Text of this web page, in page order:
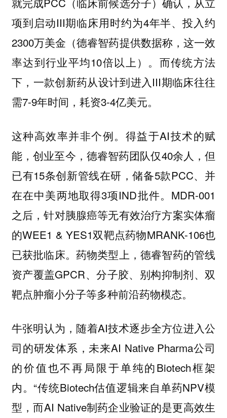
项到启动III期临床用时约为4年半、投入约
2300万美金（德睿智药提供数据称，这一效
率达到行业平均10倍以上）。而传统方法
下，一款创新药从设计到进入III期临床往往
需7-9年时间，耗资3-4亿美元。
这种高效率并非个例。得益于AI技术的赋
能，创业至今，德睿智药团队仅40余人，但
已有15条创新管线在研，储备5款PCC、并
在在中美两地取得3项IND批件。MDR-001
之后，针对胰腺癌等无有效治疗方案实体瘤
的WEE1 & YES1双靶点药物MRANK-106也
已获批临床。药物类型上，德睿智药的管线
资产覆盖GPCR、分子胶、别构抑制剂、双
靶点肿瘤小分子等多种前沿药物模态。
牛张明认为，随着AI技术逐步全方位进入公
司的研发体系，未来AI Native Pharma公司
的价值也不再局限于单纯的Biotech框架
内。“传统Biotech估值逻辑来自单药NPV模
型，而AI Native制药企业验证的是更高效生